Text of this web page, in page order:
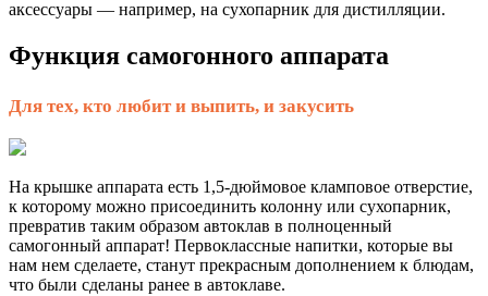
аксессуары — например, на сухопарник для дистилляции.
Функция самогонного аппарата
Для тех, кто любит и выпить, и закусить
На крышке аппарата есть 1,5-дюймовое кламповое отверстие,
к которому можно присоединить колонну или сухопарник,
превратив таким образом автоклав в полноценный
самогонный аппарат! Первоклассные напитки, которые вы
нам нем сделаете, станут прекрасным дополнением к блюдам,
что были сделаны ранее в автоклаве.